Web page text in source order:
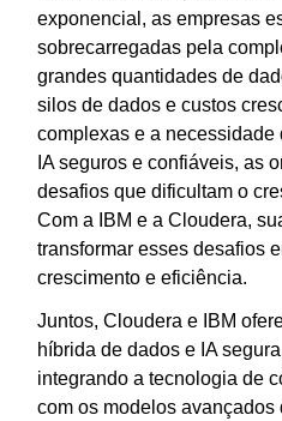
exponencial, as empresas
sobrecarregadas pela
grandes quantidades de
silos de dados e custos
complexas e a necessidade
IA seguros e confiáveis, as
desafios que dificultam o
Com a IBM e a Cloudera,
transformar esses desafios
crescimento e eficiência.
Juntos, Cloudera e IBM
híbrida de dados e IA
integrando a tecnologia de
com os modelos avançados